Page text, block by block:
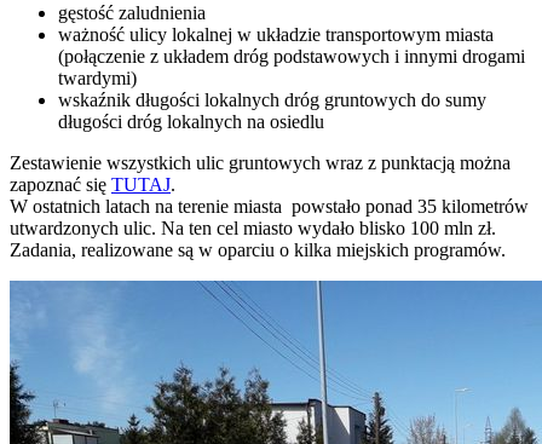
gęstość zaludnienia
ważność ulicy lokalnej w układzie transportowym miasta
(połączenie z układem dróg podstawowych i innymi drogami
twardymi)
wskaźnik długości lokalnych dróg gruntowych do sumy
długości dróg lokalnych na osiedlu
Zestawienie wszystkich ulic gruntowych wraz z punktacją można
zapoznać się TUTAJ.
W ostatnich latach na terenie miasta powstało ponad 35 kilometrów
utwardzonych ulic. Na ten cel miasto wydało blisko 100 mln zł.
Zadania, realizowane są w oparciu o kilka miejskich programów.